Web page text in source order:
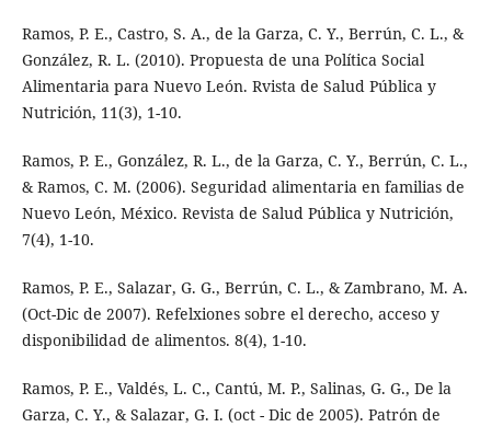
Ramos, P. E., Castro, S. A., de la Garza, C. Y., Berrún, C. L., &
González, R. L. (2010). Propuesta de una Política Social
Alimentaria para Nuevo León. Rvista de Salud Pública y
Nutrición, 11(3), 1-10.
Ramos, P. E., González, R. L., de la Garza, C. Y., Berrún, C. L.,
& Ramos, C. M. (2006). Seguridad alimentaria en familias de
Nuevo León, México. Revista de Salud Pública y Nutrición,
7(4), 1-10.
Ramos, P. E., Salazar, G. G., Berrún, C. L., & Zambrano, M. A.
(Oct-Dic de 2007). Refelxiones sobre el derecho, acceso y
disponibilidad de alimentos. 8(4), 1-10.
Ramos, P. E., Valdés, L. C., Cantú, M. P., Salinas, G. G., De la
Garza, C. Y., & Salazar, G. I. (oct - Dic de 2005). Patrón de